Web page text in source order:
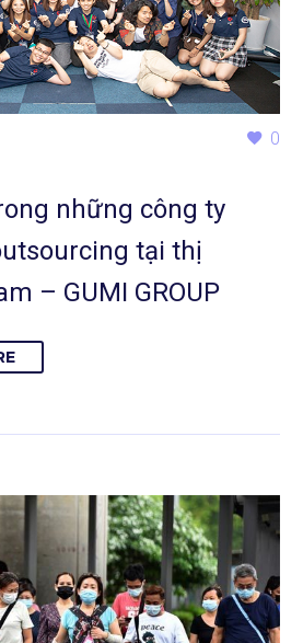
0
những công ty
tại thị
– GUMI GROUP